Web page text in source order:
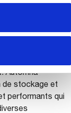
et les énergies
des services de
Automha
de stockage et
performants qui